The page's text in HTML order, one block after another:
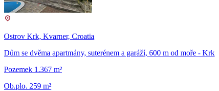
Ostrov Krk, Kvarner, Croatia
Dům se dvěma apartmány, suterénem a garáží, 600 m od moře - Krk
Pozemek 1.367 m²
Ob.plo. 259 m²